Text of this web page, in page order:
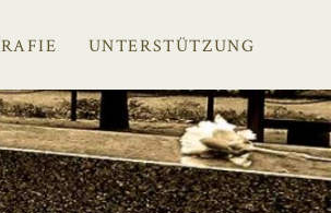
UNTERSTÜTZUNG